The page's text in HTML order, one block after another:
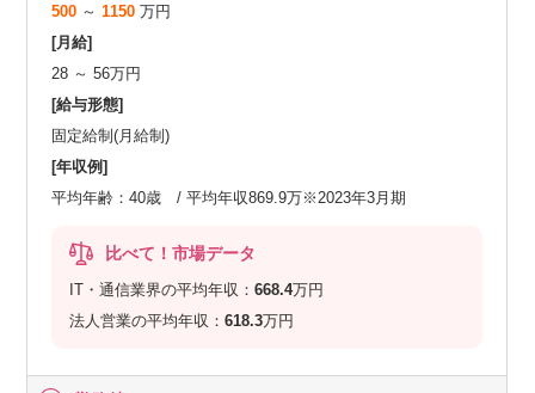
500 ～1150 万円
[月給]
28 ～ 56万円
[給与形態]
固定給制(月給制)
[年収例]
平均年齢：40歳 / 平均年収869.9万※2023年3月期
比べて！市場データ
IT・通信業界の平均年収：668.4万円
法人営業の平均年収：618.3万円